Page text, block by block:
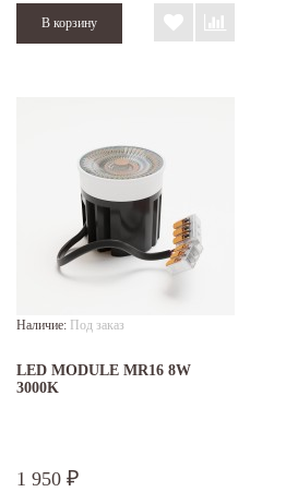
Наличие: Под заказ
LED MODULE MR16 8W
3000K
1 950 ₽